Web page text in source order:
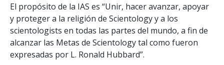
El propósito de la IAS es “Unir, hacer avanzar, apoyar
y proteger a la religión de Scientology y a los
scientologists en todas las partes del mundo, a fin de
alcanzar las Metas de Scientology tal como fueron
expresadas por L. Ronald Hubbard”.